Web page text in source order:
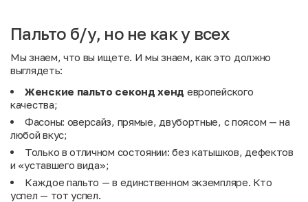
Пальто б/у, но не как у всех
Мы знаем, что вы ищете. И мы знаем, как это должно
выглядеть:
Женские пальто секонд хенд европейского
качества;
Фасоны: оверсайз, прямые, двубортные, с поясом — на
любой вкус;
Только в отличном состоянии: без катышков, дефектов
и «уставшего вида»;
Каждое пальто — в единственном экземпляре. Кто
успел — тот успел.